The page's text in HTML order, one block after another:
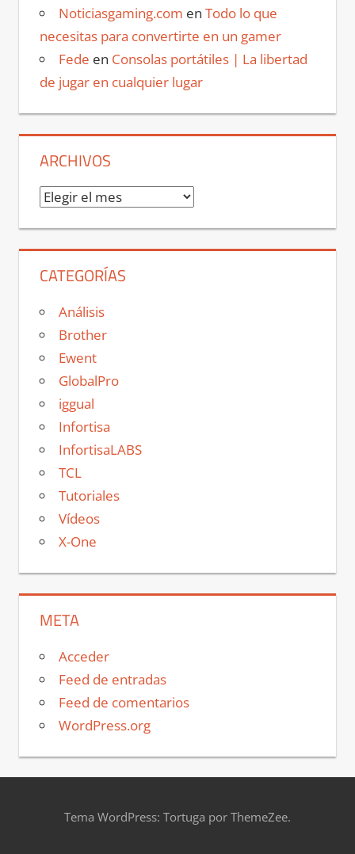
Noticiasgaming.com en Todo lo que
necesitas para convertirte en un gamer
Fede en Consolas portátiles | La libertad
de jugar en cualquier lugar
ARCHIVOS
Archivos
CATEGORÍAS
Análisis
Brother
Ewent
GlobalPro
iggual
Infortisa
InfortisaLABS
TCL
Tutoriales
Vídeos
X-One
META
Acceder
Feed de entradas
Feed de comentarios
WordPress.org
Tema WordPress: Tortuga por ThemeZee.